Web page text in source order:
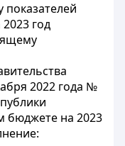
показателей
год
2022 года №
бюджете на 2023